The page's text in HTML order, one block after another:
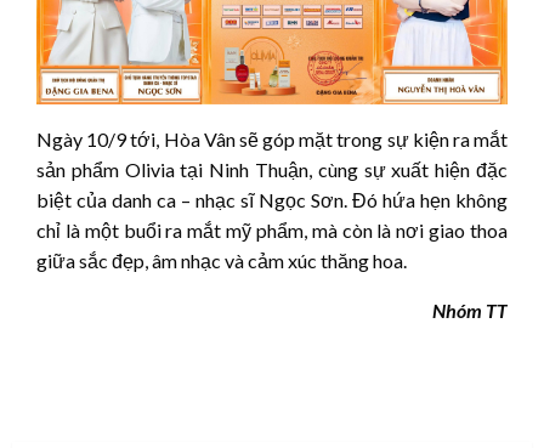
Ngày 10/9 tới, Hòa Vân sẽ góp mặt trong sự kiện ra mắt
sản phẩm Olivia tại Ninh Thuận, cùng sự xuất hiện đặc
biệt của danh ca – nhạc sĩ Ngọc Sơn. Đó hứa hẹn không
chỉ là một buổi ra mắt mỹ phẩm, mà còn là nơi giao thoa
giữa sắc đẹp, âm nhạc và cảm xúc thăng hoa.
Nhóm TT